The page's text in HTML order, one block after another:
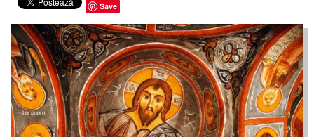
Save